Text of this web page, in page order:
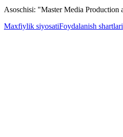
Asoschisi: "Master Media Production
Maxfiylik siyosatiFoydalanish shartlari